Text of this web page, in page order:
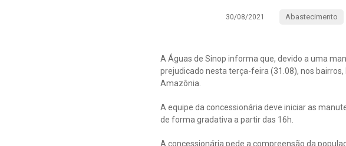
30/08/2021 Abastecimento
A Águas de Sinop informa que, devido a uma
prejudicado nesta terça-feira (31.08), nos bairros,
Amazônia.
A equipe da concessionária deve iniciar as
de forma gradativa a partir das 16h.
A concessionária pede a compreensão da